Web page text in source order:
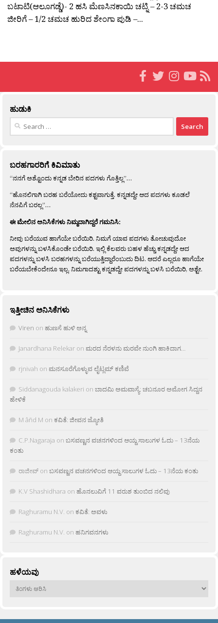
ಬಟಾಟಿ(ಆಲೂಗಡ್ಡೆ)- 2 ಹಸಿ ಮೆಣಸಿನಕಾಯಿ ಚಟ್ನಿ – 2-3 ಚಮಚ
ಜೀರಿಗೆ – 1/2 ಚಮಚ ಹುರಿದ ಶೇಂಗಾ ಪುಡಿ –...
ಹುಡುಕಿ
Search
ಬರಹಗಾರರಿಗೆ ಕಿವಿಮಾತು
“ನನಗೆ ಅಶ್ಟೊಂದು ಕನ್ನಡ ಬೇರಿನ ಪದಗಳು ಗೊತ್ತಿಲ್ಲ”…
“ಹೊನಲಿಗಾಗಿ ಬರಹ ಬರೆಯೋದು ಕಶ್ಟವಾಗುತ್ತೆ. ಕನ್ನಡದ್ದೇ ಆದ ಪದಗಳು ಕೂಡಲೆ
ನೆನಪಿಗೆ ಬರಲ್ಲ”…
ಈ ಮೇಲಿನ ಅನಿಸಿಕೆಗಳು ನಿಮ್ಮದಾಗಿದ್ದರೆ ಗಮನಿಸಿ:
ನೀವು ಬರೆಯುವ ಹಾಗೆಯೇ ಬರೆಯಿರಿ. ನಿಮಗೆ ಯಾವ ಪದಗಳು ತೋಚುವುದೋ
ಅವುಗಳನ್ನು ಬಳಸಿಕೊಂಡೇ ಬರೆಯಿರಿ. ಇಲ್ಲಿ ಕೆಲವರು ಬಹಳ ಹೆಚ್ಚು ಕನ್ನಡದ್ದೇ ಆದ
ಪದಗಳನ್ನು ಬಳಸಿ ಬರಹಗಳನ್ನು ಬರೆಯುತ್ತಿದ್ದಾರೆಂಬುದು ದಿಟ. ಆದರೆ ಎಲ್ಲರೂ ಹಾಗೆಯೇ
ಬರೆಯಬೇಕೆಂದೇನೂ ಇಲ್ಲ. ನಿಮಗಾದಶ್ಟು ಕನ್ನಡದ್ದೇ ಪದಗಳನ್ನು ಬಳಸಿ ಬರೆಯಿರಿ, ಅಶ್ಟೇ.
ಇತ್ತೀಚಿನ ಅನಿಸಿಕೆಗಳು
Viren on ಹುಣಸೆ ಹುಳಿ ಅನ್ನ
Janardhana Relekar on ಮರದ ನೆರಳನು ಮರವೇ ನುಂಗಿ ಹಾಕಿದಾಗ…
rjnivah on ಮನಸೂರೆಗೊಳ್ಳುವ ಲೈಟ್ಲಮ್ ಕಣಿವೆ
Siddanagouda kalakeri on ಬಾದಮಿ ಅಮವಾಸ್ಯೆ: ಚಬನೂರ ಅಮೋಗ ಸಿದ್ದನ
ಹೇಳಿಕೆ
M âñd M on ಕವಿತೆ: ಜೀವನ ಜ್ಯೋತಿ
C.P.Nagaraja on ಬಸವಣ್ಣನ ವಚನಗಳಿಂದ ಆಯ್ದ ಸಾಲುಗಳ ಓದು – 13ನೆಯ
ಕಂತು
ರಾಜೀವ್ on ಬಸವಣ್ಣನ ವಚನಗಳಿಂದ ಆಯ್ದ ಸಾಲುಗಳ ಓದು – 13ನೆಯ ಕಂತು
K.V Shashidhara on ಹೊನಲುವಿಗೆ 11 ವರುಶ ತುಂಬಿದ ನಲಿವು
Raghuramu N.V. on ಕವಿತೆ: ಅವಳು
Raghuramu N.V. on ಹನಿಗವನಗಳು
ಹಳೆಯವು
ಹಳೆಯವು